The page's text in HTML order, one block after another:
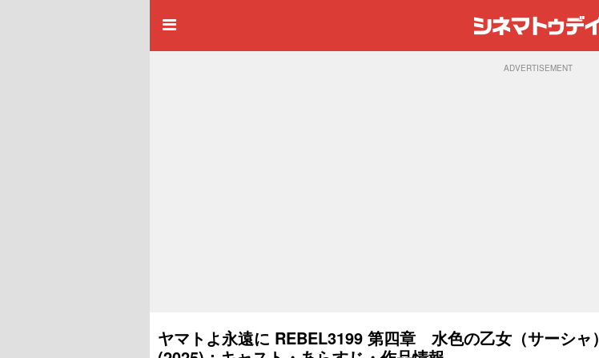
ADVERTISEMENT
ヤマトよ永遠に REBEL3199 第四章 水色の乙女（サーシャ）